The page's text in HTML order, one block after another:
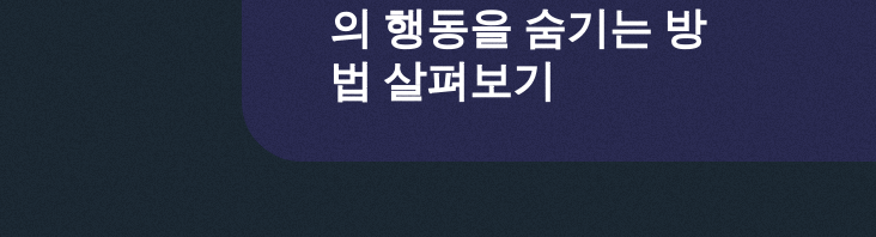
의 행동을 숨기는 방
법 살펴보기